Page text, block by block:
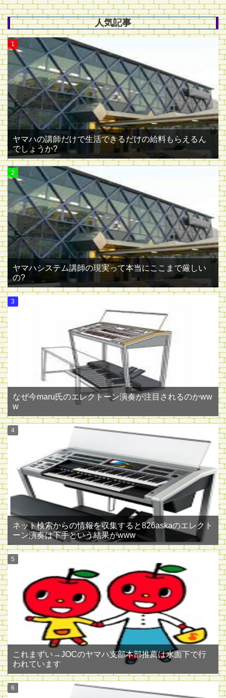
人気記事
ヤマハの講師だけで生活できるだけの給料もらえるん
でしょうか?
ヤマハシステム講師の現実って本当にここまで厳しい
の?
なぜ今maru氏のエレクトーン演奏が注目されるのかww
w
ネット検索からの情報を収集すると826askaのエレクト
ーン演奏は下手という結果がwww
これまずい→JOCのヤマハ支部本部推薦は水面下で行
われています